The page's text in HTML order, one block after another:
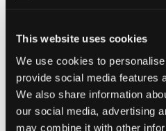
This website uses cookies
We use cookies to
provide social media features
We also share information
our social media, advertising
may combine it with other
KIES EEN
Snelle levering
Gratis verzending vanaf €69
Recht op herroeping binnen 60